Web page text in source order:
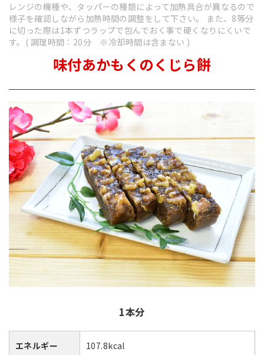
レンジの機種や、タッパーの種類によって加熱具合が異なるので
様子を確認しながら加熱時間の調整をして下さい。 また、8等分
に切った際は1本ずつラップで包んでおく事で硬くなりにくいで
す。( 調理時間：20分 ※冷却時間は含まない )
味付あかもくのくじら餅
1本分
エネルギー 107.8kcal